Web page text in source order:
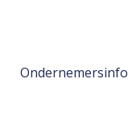
Ondernemersinfo